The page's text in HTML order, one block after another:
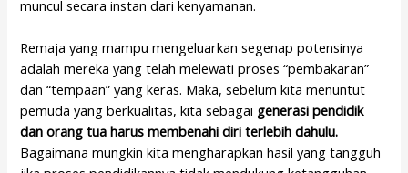
muncul secara instan dari kenyamanan.
Remaja yang mampu mengeluarkan segenap potensinya
adalah mereka yang telah melewati proses “pembakaran”
dan “tempaan” yang keras. Maka, sebelum kita menuntut
pemuda yang berkualitas, kita sebagai generasi pendidik
dan orang tua harus membenahi diri terlebih dahulu.
Bagaimana mungkin kita mengharapkan hasil yang tangguh